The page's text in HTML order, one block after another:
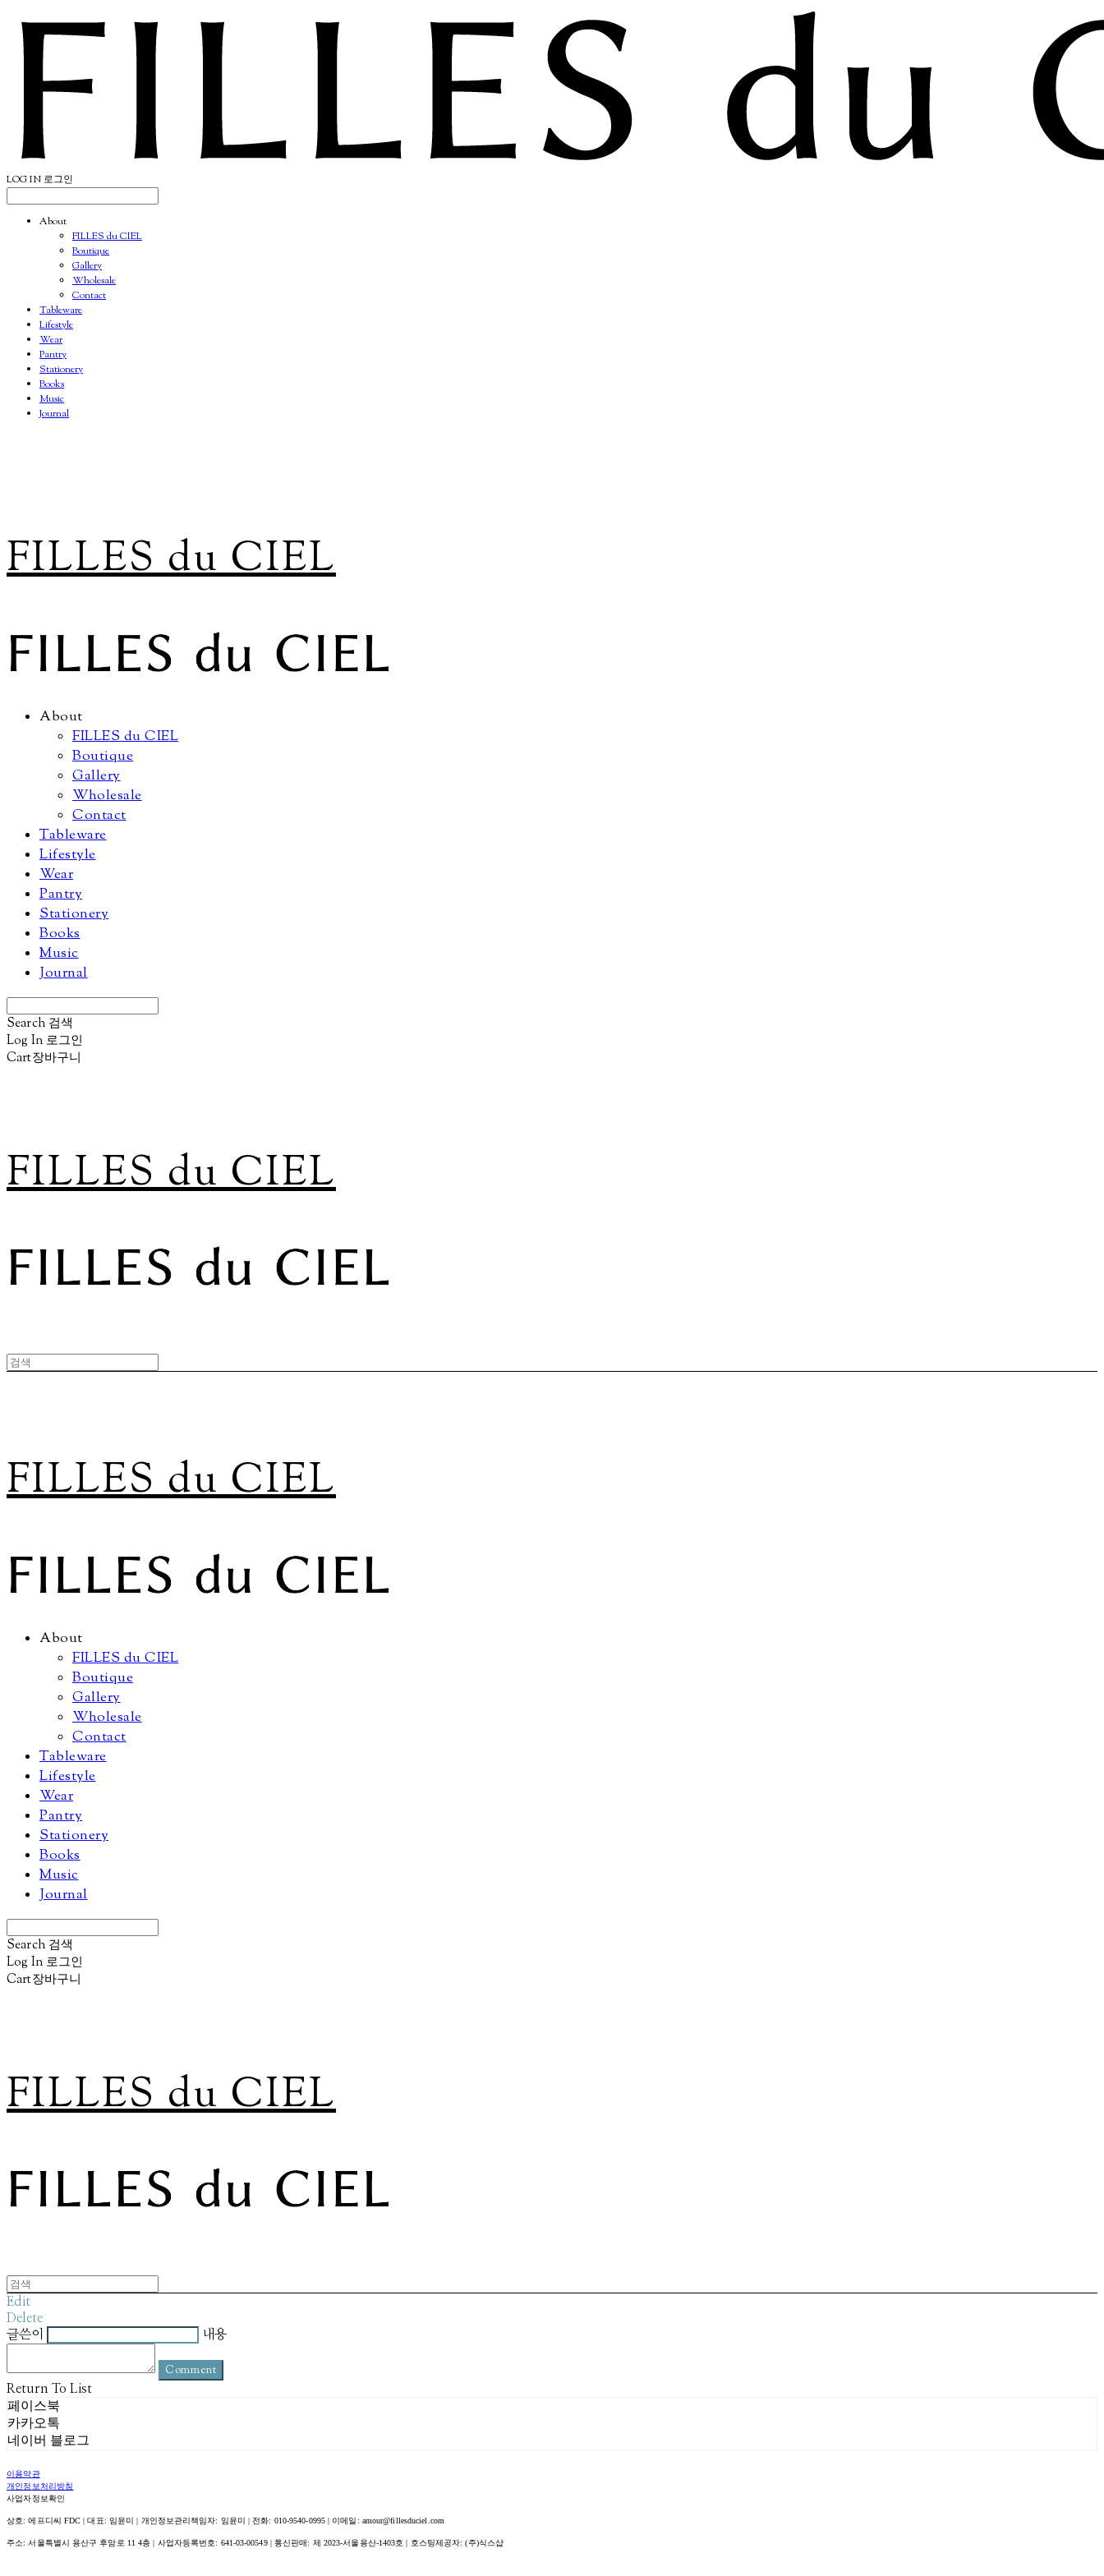
LOG IN 로그인
About
FILLES du CIEL
Boutique
Gallery
Wholesale
Contact
Tableware
Lifestyle
Wear
Pantry
Stationery
Books
Music
Journal
FILLES du CIEL
About
FILLES du CIEL
Boutique
Gallery
Wholesale
Contact
Tableware
Lifestyle
Wear
Pantry
Stationery
Books
Music
Journal
Search 검색
Log In 로그인
Cart장바구니
FILLES du CIEL
FILLES du CIEL
About
FILLES du CIEL
Boutique
Gallery
Wholesale
Contact
Tableware
Lifestyle
Wear
Pantry
Stationery
Books
Music
Journal
Search 검색
Log In 로그인
Cart장바구니
FILLES du CIEL
Edit
Delete
글쓴이
내용
Comment
Return To List
페이스북
카카오톡
네이버 블로그
이용약관
개인정보처리방침
사업자정보확인
상호: 에프디씨 FDC | 대표: 임윤미 | 개인정보관리책임자: 임윤미 | 전화: 010-9540-0995 | 이메일: amour@fillesduciel.com
주소: 서울특별시 용산구 후암로 11 4층 | 사업자등록번호: 641-03-00549| 통신판매: 제 2023-서울용산-1403호 | 호스팅제공자: (주)식스샵